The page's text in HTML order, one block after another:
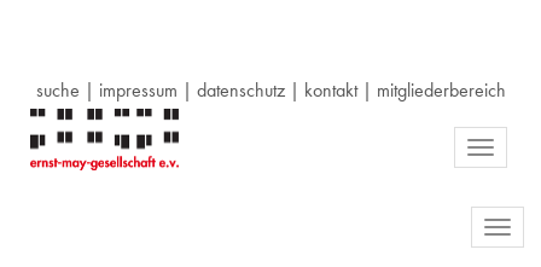
suche | impressum | datenschutz| kontakt| mitgliederbereich
Toggle